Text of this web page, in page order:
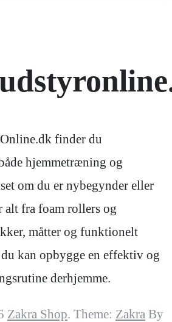
finder du
hjemmetræning og
om du er nybegynder eller
fra foam rollers og
måtter og funktionelt
kan opbygge en effektiv og
derhjemme.
Zakra Shop. Theme: Zakra By